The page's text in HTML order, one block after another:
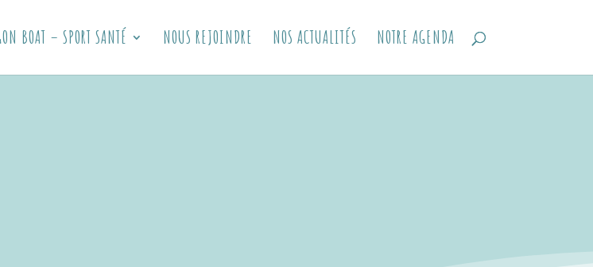
BOAT – SPORT SANTÉ NOUS REJOINDRE NOS ACTUALITÉS NOTRE AGENDA